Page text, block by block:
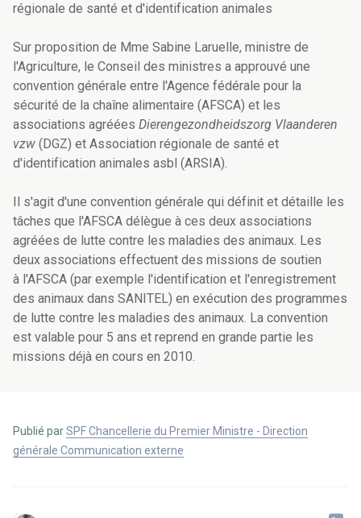
régionale de santé et d'identification animales
Sur proposition de Mme Sabine Laruelle, ministre de
l'Agriculture, le Conseil des ministres a approuvé une
convention générale entre l'Agence fédérale pour la
sécurité de la chaîne alimentaire (AFSCA) et les
associations agréées Dierengezondheidszorg Vlaanderen
vzw (DGZ) et Association régionale de santé et
d'identification animales asbl (ARSIA).
Il s'agit d'une convention générale qui définit et détaille les
tâches que l'AFSCA délègue à ces deux associations
agréées de lutte contre les maladies des animaux. Les
deux associations effectuent des missions de soutien
à l'AFSCA (par exemple l'identification et l'enregistrement
des animaux dans SANITEL) en exécution des programmes
de lutte contre les maladies des animaux. La convention
est valable pour 5 ans et reprend en grande partie les
missions déjà en cours en 2010.
Publié parSPF Chancellerie du Premier Ministre - Direction
générale Communication externe